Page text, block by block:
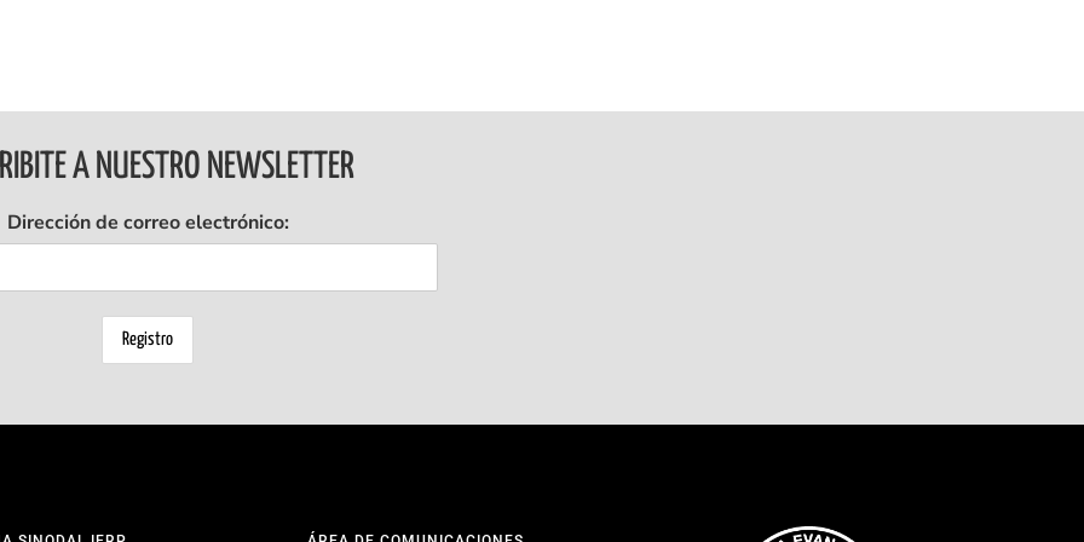
A NUESTRO NEWSLETTER
Dirección de correo electrónico: